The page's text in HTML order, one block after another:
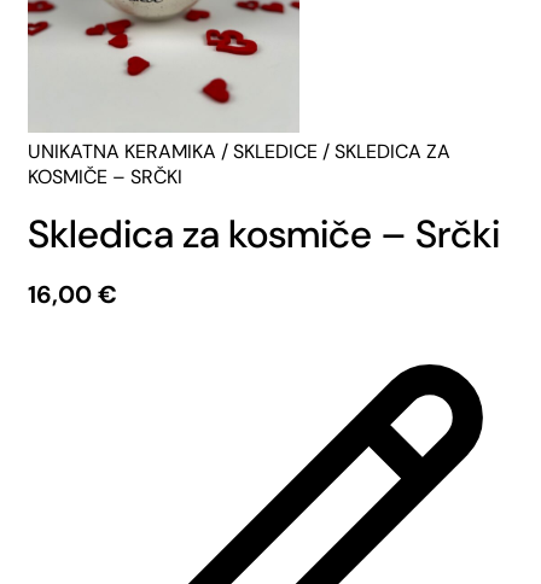
UNIKATNA KERAMIKA /SKLEDICE / SKLEDICA ZA
KOSMIČE – SRČKI
Skledica za kosmiče – Srčki
16,00€